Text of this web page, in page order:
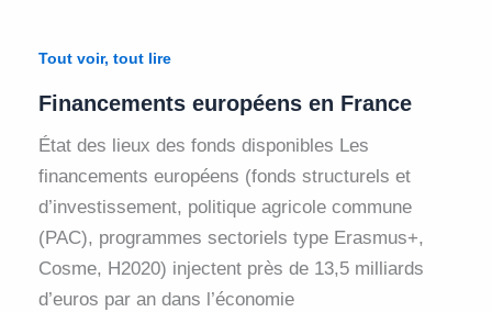
Tout voir, tout lire
Financements européens en France
État des lieux des fonds disponibles Les
financements européens (fonds structurels et
d’investissement, politique agricole commune
(PAC), programmes sectoriels type Erasmus+,
Cosme, H2020) injectent près de 13,5 milliards
d’euros par an dans l’économie